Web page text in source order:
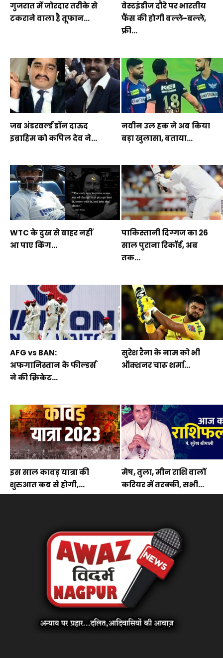
गुजरात में जोरदार तरीके से
टकराने वाला है तूफान...
वेस्टइंडीज दौरे पर भारतीय
फैंस की होगी बल्ले-बल्ले,
फ्री...
जब अंडरवर्ल्ड डॉन दाऊद
इब्राहिम को कपिल देव ने...
नवीन उल हक ने अब किया
बड़ा खुलासा, बताया...
WTC के दुख से बाहर नहीं
आ पाए किंग...
पाकिस्तानी दिग्गज का 26
साल पुराना रिकॉर्ड, अब
तक...
AFG vs BAN:
अफगानिस्तान के फील्डर्स
ने की क्रिकेट...
सुरेश रैना के नाम को भी
ऑक्शनर चारू शर्मा...
इस साल कावड़ यात्रा की
शुरुआत कब से होगी,...
मेष, तुला, मीन राशि वालों
करियर में तरक्की, सभी...